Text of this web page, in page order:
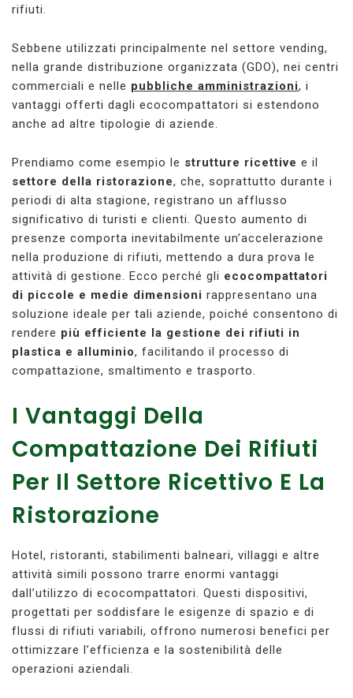
rifiuti.
Sebbene utilizzati principalmente nel settore vending,
nella grande distribuzione organizzata (GDO), nei centri
commerciali e nelle pubbliche amministrazioni, i
vantaggi offerti dagli ecocompattatori si estendono
anche ad altre tipologie di aziende.
Prendiamo come esempio le strutture ricettive e il
settore della ristorazione, che, soprattutto durante i
periodi di alta stagione, registrano un afflusso
significativo di turisti e clienti. Questo aumento di
presenze comporta inevitabilmente un’accelerazione
nella produzione di rifiuti, mettendo a dura prova le
attività di gestione. Ecco perché gli ecocompattatori
di piccole e medie dimensioni rappresentano una
soluzione ideale per tali aziende, poiché consentono di
rendere più efficiente la gestione dei rifiuti in
plastica e alluminio, facilitando il processo di
compattazione, smaltimento e trasporto.
I Vantaggi Della
Compattazione Dei Rifiuti
Per Il Settore Ricettivo E La
Ristorazione
Hotel, ristoranti, stabilimenti balneari, villaggi e altre
attività simili possono trarre enormi vantaggi
dall’utilizzo di ecocompattatori. Questi dispositivi,
progettati per soddisfare le esigenze di spazio e di
flussi di rifiuti variabili, offrono numerosi benefici per
ottimizzare l’efficienza e la sostenibilità delle
operazioni aziendali.